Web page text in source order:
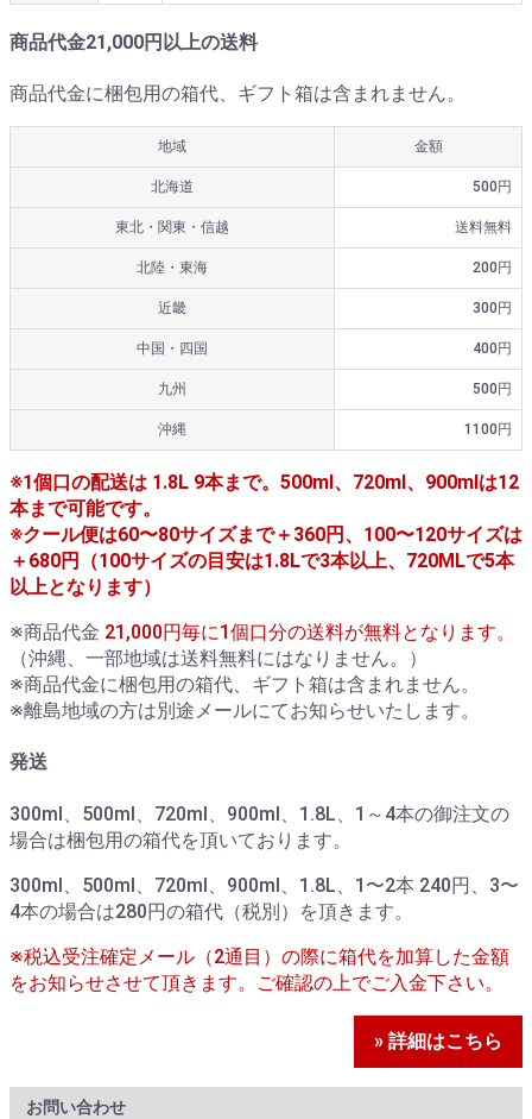
商品代金21,000円以上の送料
商品代金に梱包用の箱代、ギフト箱は含まれません。
地域 金額
北海道 500円
東北・関東・信越 送料無料
北陸・東海 200円
近畿 300円
中国・四国 400円
九州 500円
沖縄 1100円
※1個口の配送は 1.8L 9本まで。500ml、720ml、900mlは12
本まで可能です。
※クール便は60〜80サイズまで＋360円、100〜120サイズは
＋680円（100サイズの目安は1.8Lで3本以上、720MLで5本
以上となります）
※商品代金 21,000円毎に1個口分の送料が無料となります。
（沖縄、一部地域は送料無料にはなりません。）
※商品代金に梱包用の箱代、ギフト箱は含まれません。
※離島地域の方は別途メールにてお知らせいたします。
発送
300ml、500ml、720ml、900ml、1.8L、1～4本の御注文の
場合は梱包用の箱代を頂いております。
300ml、500ml、720ml、900ml、1.8L、1〜2本 240円、3〜
4本の場合は280円の箱代（税別）を頂きます。
※税込受注確定メール（2通目）の際に箱代を加算した金額
をお知らせさせて頂きます。ご確認の上でご入金下さい。
» 詳細はこちら
お問い合わせ